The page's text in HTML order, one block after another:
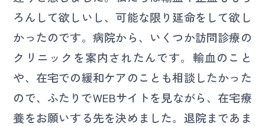
ろんして欲しいし、可能な限り延命をして欲し
かったのです。病院から、いくつか訪問診療の
クリニックを案内されたんです。輸血のこと
や、在宅での緩和ケアのことも相談したかった
ので、ふたりでWEBサイトを見ながら、在宅療
養をお願いする先を決めました。退院まであま